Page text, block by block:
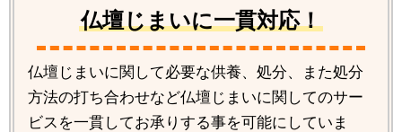
仏壇じまいに一貫対応！
仏壇じまいに関して必要な供養、処分、また処分
方法の打ち合わせなど仏壇じまいに関してのサー
ビスを一貫してお承りする事を可能にしていま